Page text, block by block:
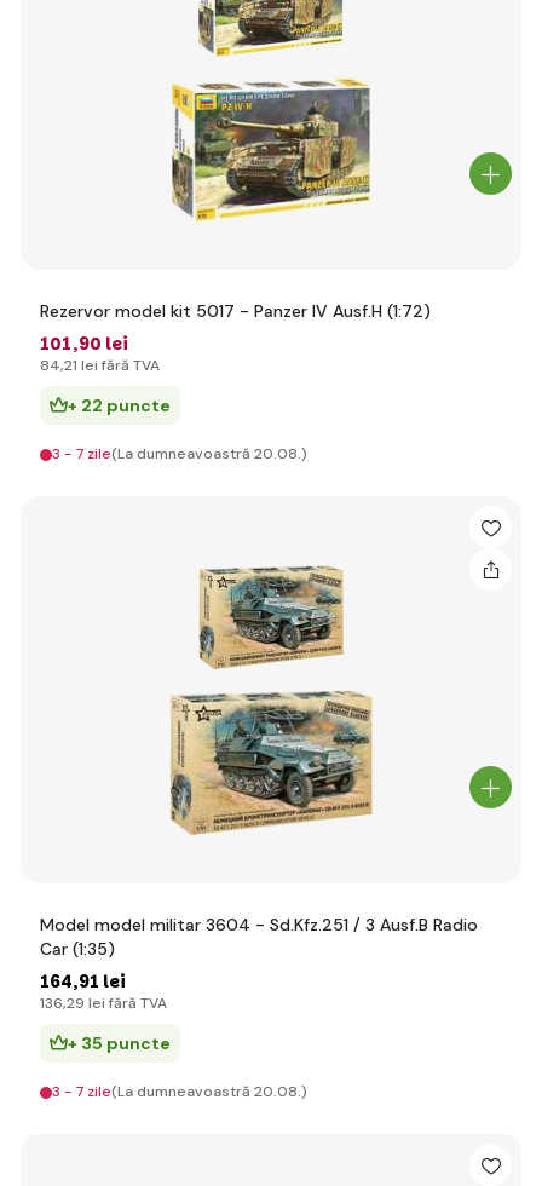
Rezervor model kit 5017 - Panzer IV Ausf.H (1:72)
101,90 lei
84,21 lei fără TVA
+ 22 puncte
3 - 7 zile(La dumneavoastră 20.08.)
Model model militar 3604 - Sd.Kfz.251 / 3 Ausf.B Radio
Car (1:35)
164,91 lei
136,29 lei fără TVA
+ 35 puncte
3 - 7 zile(La dumneavoastră 20.08.)